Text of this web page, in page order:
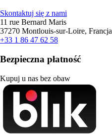
Skontaktuj się z nami
11 rue Bernard Maris
37270 Montlouis-sur-Loire, Francja
+33 1 86 47 62 58
Bezpieczna płatność
Kupuj u nas bez obaw